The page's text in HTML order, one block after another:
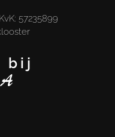
KvK: 57235899
bij